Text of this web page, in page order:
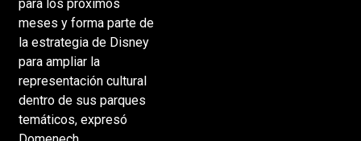
para los próximos
meses y forma parte de
la estrategia de Disney
para ampliar la
representación cultural
dentro de sus parques
temáticos, expresó